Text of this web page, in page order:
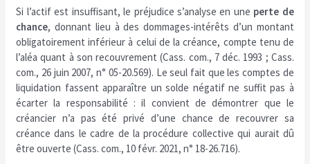
Si l’actif est insuffisant, le préjudice s’analyse en une perte de
chance, donnant lieu à des dommages-intérêts d’un montant
obligatoirement inférieur à celui de la créance, compte tenu de
l’aléa quant à son recouvrement (Cass. com., 7 déc. 1993 ; Cass.
com., 26 juin 2007, n° 05-20.569). Le seul fait que les comptes de
liquidation fassent apparaître un solde négatif ne suffit pas à
écarter la responsabilité : il convient de démontrer que le
créancier n’a pas été privé d’une chance de recouvrer sa
créance dans le cadre de la procédure collective qui aurait dû
être ouverte (Cass. com., 10 févr. 2021, n° 18-26.716).